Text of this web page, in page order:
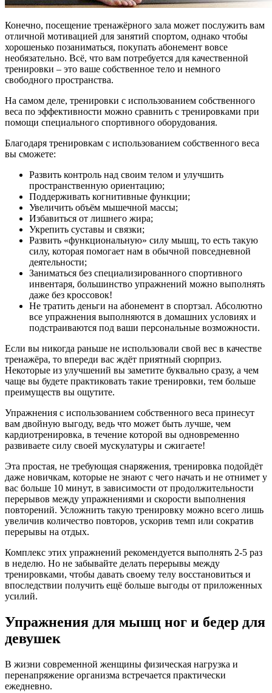
Конечно, посещение тренажёрного зала может послужить вам
отличной мотивацией для занятий спортом, однако чтобы
хорошенько позаниматься, покупать абонемент вовсе
необязательно. Всё, что вам потребуется для качественной
тренировки – это ваше собственное тело и немного
свободного пространства.
На самом деле, тренировки с использованием собственного
веса по эффективности можно сравнить с тренировками при
помощи специального спортивного оборудования.
Благодаря тренировкам с использованием собственного веса
вы сможете:
Развить контроль над своим телом и улучшить
пространственную ориентацию;
Поддерживать когнитивные функции;
Увеличить объём мышечной массы;
Избавиться от лишнего жира;
Укрепить суставы и связки;
Развить «функциональную» силу мышц, то есть такую
силу, которая помогает нам в обычной повседневной
деятельности;
Заниматься без специализированного спортивного
инвентаря, большинство упражнений можно выполнять
даже без кроссовок!
Не тратить деньги на абонемент в спортзал. Абсолютно
все упражнения выполняются в домашних условиях и
подстраиваются под ваши персональные возможности.
Если вы никогда раньше не использовали свой вес в качестве
тренажёра, то впереди вас ждёт приятный сюрприз.
Некоторые из улучшений вы заметите буквально сразу, а чем
чаще вы будете практиковать такие тренировки, тем больше
преимуществ вы ощутите.
Упражнения с использованием собственного веса принесут
вам двойную выгоду, ведь что может быть лучше, чем
кардиотренировка, в течение которой вы одновременно
развиваете силу своей мускулатуры и сжигаете!
Эта простая, не требующая снаряжения, тренировка подойдёт
даже новичкам, которые не знают с чего начать и не отнимет у
вас больше 10 минут, в зависимости от продолжительности
перерывов между упражнениями и скорости выполнения
повторений. Усложнить такую тренировку можно всего лишь
увеличив количество повторов, ускорив темп или сократив
перерывы на отдых.
Комплекс этих упражнений рекомендуется выполнять 2-5 раз
в неделю. Но не забывайте делать перерывы между
тренировками, чтобы давать своему телу восстановиться и
впоследствии получить ещё больше выгоды от приложенных
усилий.
Упражнения для мышц ног и бедер для
девушек
В жизни современной женщины физическая нагрузка и
перенапряжение организма встречается практически
ежедневно.